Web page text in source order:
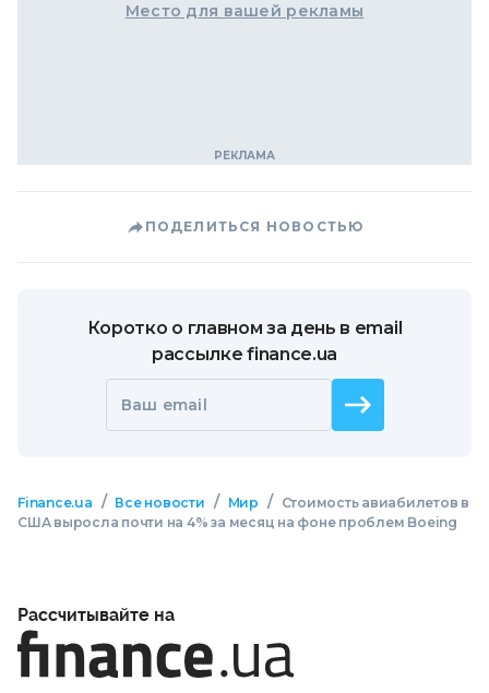
Место для вашей рекламы
ПОДЕЛИТЬСЯ НОВОСТЬЮ
Коротко о главном за день в email
рассылке finance.ua
Ваш email
Finance.ua / Все новости / Мир /
Стоимость авиабилетов в
США выросла почти на 4% за месяц на фоне проблем Boeing
Рассчитывайте на